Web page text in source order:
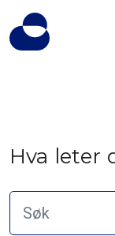
Hva leter